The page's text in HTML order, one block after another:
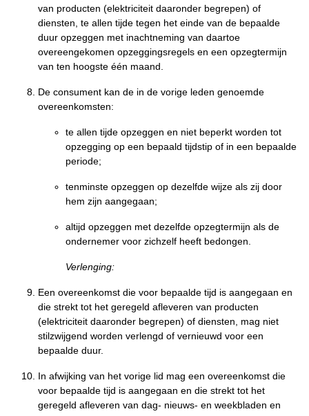
van producten (elektriciteit daaronder begrepen) of
diensten, te allen tijde tegen het einde van de bepaalde
duur opzeggen met inachtneming van daartoe
overeengekomen opzeggingsregels en een opzegtermijn
van ten hoogste één maand.
De consument kan de in de vorige leden genoemde
overeenkomsten:
te allen tijde opzeggen en niet beperkt worden tot
opzegging op een bepaald tijdstip of in een bepaalde
periode;
tenminste opzeggen op dezelfde wijze als zij door
hem zijn aangegaan;
altijd opzeggen met dezelfde opzegtermijn als de
ondernemer voor zichzelf heeft bedongen.
Verlenging:
Een overeenkomst die voor bepaalde tijd is aangegaan en
die strekt tot het geregeld afleveren van producten
(elektriciteit daaronder begrepen) of diensten, mag niet
stilzwijgend worden verlengd of vernieuwd voor een
bepaalde duur.
In afwijking van het vorige lid mag een overeenkomst die
voor bepaalde tijd is aangegaan en die strekt tot het
geregeld afleveren van dag- nieuws- en weekbladen en